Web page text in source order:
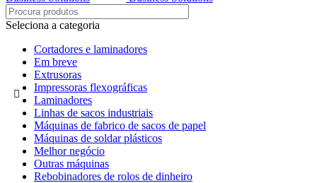
Seleciona a categoria
Cortadores e laminadores
Em breve
Extrusoras
Impressoras flexográficas
Laminadores
Linhas de sacos industriais
Máquinas de fabrico de sacos de papel
Máquinas de soldar plásticos
Melhor negócio
Outras máquinas
Rebobinadores de rolos de dinheiro